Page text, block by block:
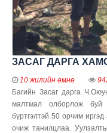
ЗАСАГ ДАРГА
10 жилийн өмнө
Багийн Засаг дарга
малтмал олборлож
бүртгэлтэй 50 орчим
очиж танилцлаа.